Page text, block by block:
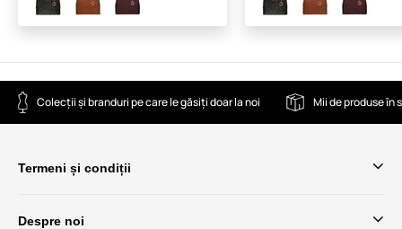
Colecții și branduri pe care le găsiți doar la noi Mii de produse în
Termeni și condiții
Despre noi